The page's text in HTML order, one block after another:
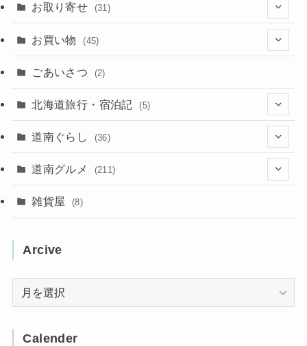
(102)
(2)
(16)
(31)
(137)
(78)
(16)
お取り寄せ (31)
(4)
(2)
(1)
お買い物 (45)
(10)
(2)
(2)
(11)
ごあいさつ (2)
北海道旅行・宿泊記 (5)
(5)
道南ぐらし (36)
(13)
(10)
道南グルメ (211)
雑貨屋 (8)
Arcive
Arcive
Calender